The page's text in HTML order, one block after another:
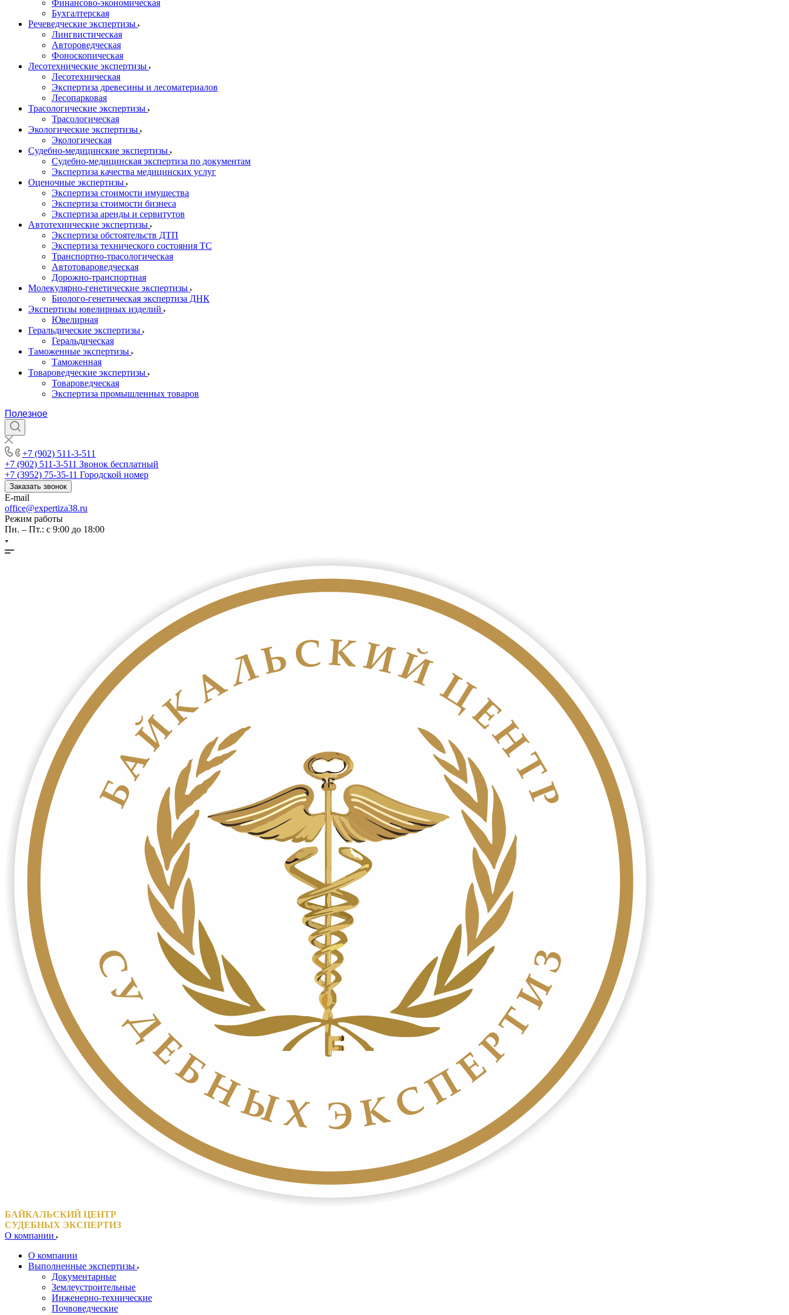
Финансово-экономическая
Бухгалтерская
Речеведческие экспертизы
Лингвистическая
Автороведческая
Фоноскопическая
Лесотехнические экспертизы
Лесотехническая
Экспертиза древесины и лесоматериалов
Лесопарковая
Трасологические экспертизы
Трасологическая
Экологические экспертизы
Экологическая
Судебно-медицинские экспертизы
Судебно-медицинская экспертиза по документам
Экспертиза качества медицинских услуг
Оценочные экспертизы
Экспертиза стоимости имущества
Экспертиза стоимости бизнеса
Экспертиза аренды и сервитутов
Автотехнические экспертизы
Экспертиза обстоятельств ДТП
Экспертиза технического состояния ТС
Транспортно-трасологическая
Автотовароведческая
Дорожно-транспортная
Молекулярно-генетические экспертизы
Биолого-генетическая экспертиза ДНК
Экспертизы ювелирных изделий
Ювелирная
Геральдические экспертизы
Геральдическая
Таможенные экспертизы
Таможенная
Товароведческие экспертизы
Товароведческая
Экспертиза промышленных товаров
Полезное
+7 (902) 511-3-511
+7 (902) 511-3-511 Звонок бесплатный
+7 (3952) 75-35-11 Городской номер
Заказать звонок
E-mail
office@expertiza38.ru
Режим работы
Пн. – Пт.: с 9:00 до 18:00
БАЙКАЛЬСКИЙ ЦЕНТР
СУДЕБНЫХ ЭКСПЕРТИЗ
О компании
О компании
Выполненные экспертизы
Документарные
Землеустроительные
Инженерно-технические
Почвоведческие